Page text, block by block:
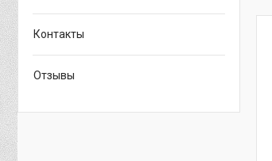
Контакты
Отзывы